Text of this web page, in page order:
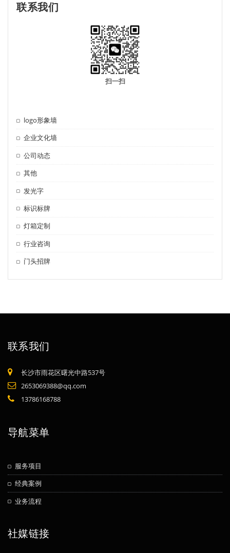
联系我们
扫一扫
logo形象墙
企业文化墙
公司动态
其他
发光字
标识标牌
灯箱定制
行业咨询
门头招牌
联系我们
长沙市雨花区曙光中路537号
2653069388@qq.com
13786168788
导航菜单
服务项目
经典案例
业务流程
社媒链接